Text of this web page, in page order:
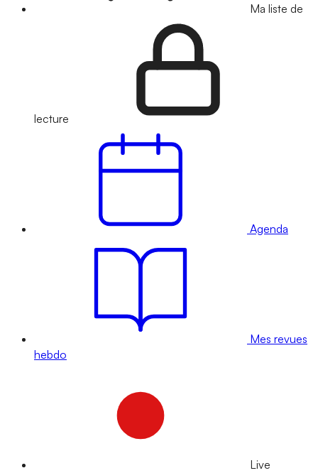
Ma liste de
lecture
Agenda
Mes revues
hebdo
Live